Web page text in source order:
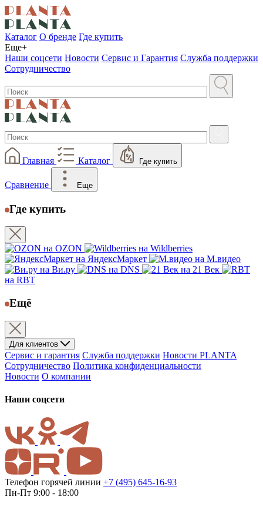
Каталог О бренде Где купить
Еще+
Наши соцсети Новости Сервис и Гарантия Служба поддержки
Сотрудничество
Главная Каталог Где купить
Сравнение Еще
Где купить
на OZON
на Wildberries
на ЯндексМаркет
на М.видео
на Ви.ру
на DNS
на 21 Век
на RBT
Ещё
Для клиентов
Сервис и гарантия Служба поддержки Новости PLANTA
Сотрудничество Политика конфиденциальности
Новости О компании
Наши соцсети
Телефон горячей линии +7 (495) 645-16-93
Пн-Пт 9:00 - 18:00